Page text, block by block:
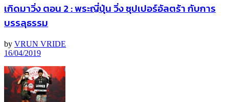
เกิดมาวิ่ง ตอน 2 : พระญี่ปุ่น วิ่ง ซุปเปอร์อัลตร้า กับการ
บรรลุธรรม
by VRUN VRIDE
16/04/2019